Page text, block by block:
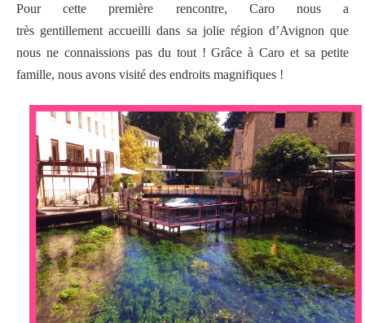
Pour cette première rencontre, Caro nous a
très gentillement accueilli dans sa jolie région d’Avignon que
nous ne connaissions pas du tout ! Grâce à Caro et sa petite
famille, nous avons visité des endroits magnifiques !